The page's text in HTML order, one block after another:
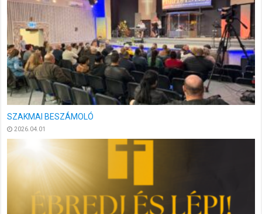
Összefoglaló a 2025-ben megvalósult programjainkról
2026.01.13